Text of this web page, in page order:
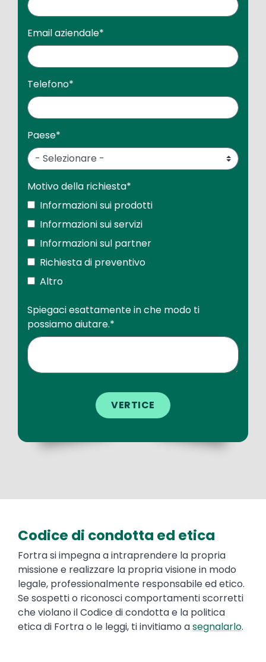
Email aziendale*
Telefono*
Paese*
Motivo della richiesta*
Informazioni sui prodotti
Informazioni sui servizi
Informazioni sul partner
Richiesta di preventivo
Altro
Spiegaci esattamente in che modo ti
possiamo aiutare.*
Text
Codice di condotta ed etica
Fortra si impegna a intraprendere la propria
missione e realizzare la propria visione in modo
legale, professionalmente responsabile ed etico.
Se sospetti o riconosci comportamenti scorretti
che violano il Codice di condotta e la politica
etica di Fortra o le leggi, ti invitiamo asegnalarlo.